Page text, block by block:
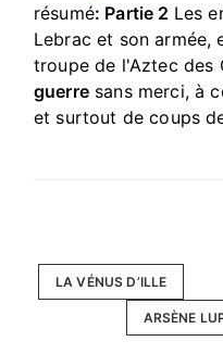
résumé: Partie 2 Les
Lebrac et son armée,
troupe de l'Aztec des
guerresans merci, à
et surtout de coups
LA VÉNUS D’ILLE
ARSÈNE